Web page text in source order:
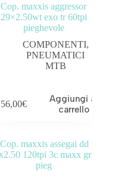
Cop. maxxis aggressor
29×2.50wt exo tr 60tpi
pieghevole
COMPONENTI,
PNEUMATICI
MTB
56,00€
Aggiungi al
carrello